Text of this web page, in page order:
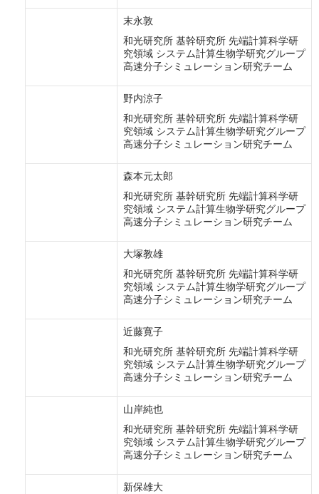
末永敦
和光研究所 基幹研究所 先端計算科学研
究領域 システム計算生物学研究グループ
高速分子シミュレーション研究チーム
野内涼子
和光研究所 基幹研究所 先端計算科学研
究領域 システム計算生物学研究グループ
高速分子シミュレーション研究チーム
森本元太郎
和光研究所 基幹研究所 先端計算科学研
究領域 システム計算生物学研究グループ
高速分子シミュレーション研究チーム
大塚教雄
和光研究所 基幹研究所 先端計算科学研
究領域 システム計算生物学研究グループ
高速分子シミュレーション研究チーム
近藤寛子
和光研究所 基幹研究所 先端計算科学研
究領域 システム計算生物学研究グループ
高速分子シミュレーション研究チーム
山岸純也
和光研究所 基幹研究所 先端計算科学研
究領域 システム計算生物学研究グループ
高速分子シミュレーション研究チーム
新保雄大